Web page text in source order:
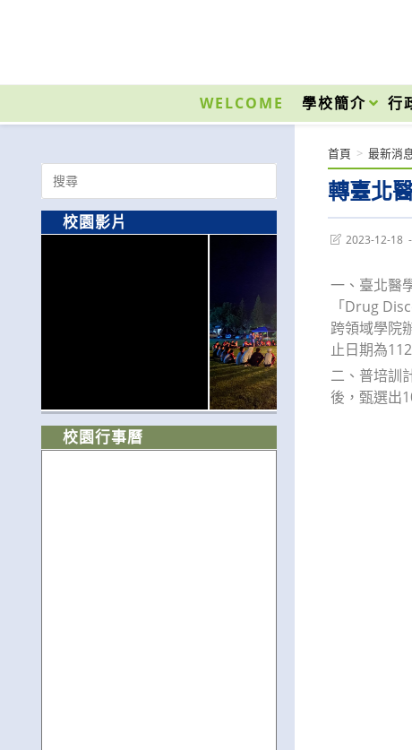
內
WELCOME 學校簡介 行
轉臺北
首頁 > 最新消
Post2023-12-18
一、臺北醫
「Drug
跨領域學院
止日期為
二、普培訓
後，甄選出
Search
for:
校園影片
校園行事曆